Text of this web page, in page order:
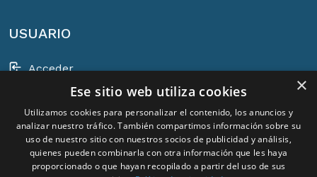
USUARIO
Acceder
Registrarse
Cesta
×
Ese sitio web utiliza cookies
Utilizamos cookies para personalizar el contenido, los anuncios y
analizar nuestro tráfico. También compartimos información sobre su
uso de nuestro sitio con nuestros socios de publicidad y análisis,
quienes pueden combinarla con otra información que les haya
proporcionado o que hayan recopilado a partir del uso de sus